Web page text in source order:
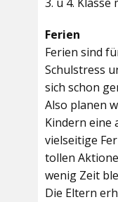
Ferien
Ferien sind
Schulstress
sich schon
Also planen
Kindern eine
vielseitige
tollen
wenig Zeit
Die Eltern